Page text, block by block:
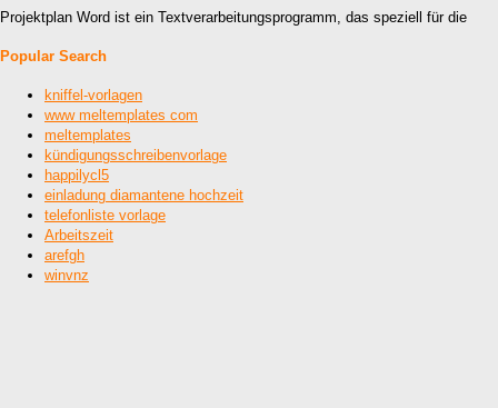
Projektplan Word ist ein Textverarbeitungsprogramm, das speziell für die
Popular Search
kniffel-vorlagen
www meltemplates com
meltemplates
kündigungsschreibenvorlage
happilycl5
einladung diamantene hochzeit
telefonliste vorlage
Arbeitszeit
arefgh
winvnz